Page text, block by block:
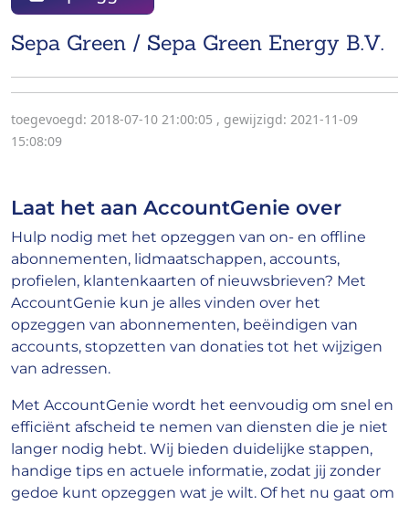
Sepa Green / Sepa Green Energy B.V.
toegevoegd: 2018-07-10 21:00:05 , gewijzigd: 2021-11-09
15:08:09
Laat het aan AccountGenie over
Hulp nodig met het opzeggen van on- en offline
abonnementen, lidmaatschappen, accounts,
profielen, klantenkaarten of nieuwsbrieven? Met
AccountGenie kun je alles vinden over het
opzeggen van abonnementen, beëindigen van
accounts, stopzetten van donaties tot het wijzigen
van adressen.
Met AccountGenie wordt het eenvoudig om snel en
efficiënt afscheid te nemen van diensten die je niet
langer nodig hebt. Wij bieden duidelijke stappen,
handige tips en actuele informatie, zodat jij zonder
gedoe kunt opzeggen wat je wilt. Of het nu gaat om